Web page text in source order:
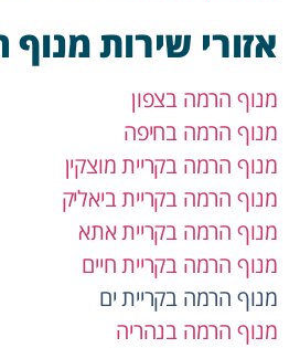
אזורי שירות
מנוף הרמה בצפון
מנוף הרמה בחיפה
מנוף הרמה בקריית מוצקין
מנוף הרמה בקריית ביאליק
מנוף הרמה בקריית אתא
מנוף הרמה בקריית חיים
מנוף הרמה בקריית ים
מנוף הרמה בנהריה